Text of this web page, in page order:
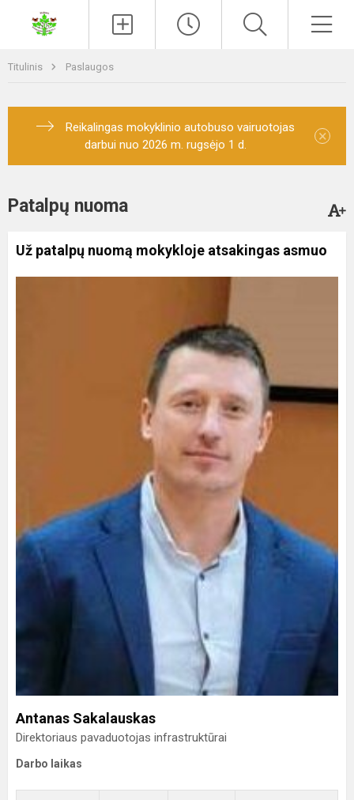
Titulinis Paslaugos
Reikalingas mokyklinio autobuso vairuotojas
darbui nuo 2026 m. rugsėjo 1 d.
×
Patalpų nuoma
Už patalpų nuomą mokykloje atsakingas asmuo
Antanas Sakalauskas
Direktoriaus pavaduotojas infrastruktūrai
Darbo laikas